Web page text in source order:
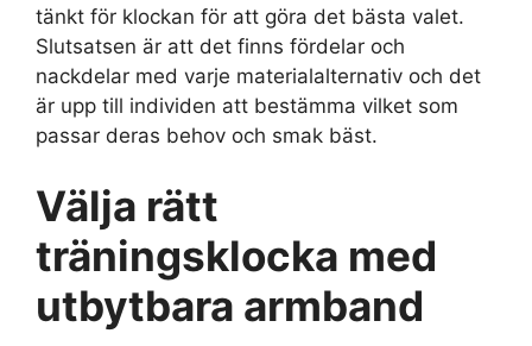
tänkt för klockan för att göra det bästa valet.
Slutsatsen är att det finns fördelar och
nackdelar med varje materialalternativ och det
är upp till individen att bestämma vilket som
passar deras behov och smak bäst.
Välja rätt
träningsklocka med
utbytbara armband